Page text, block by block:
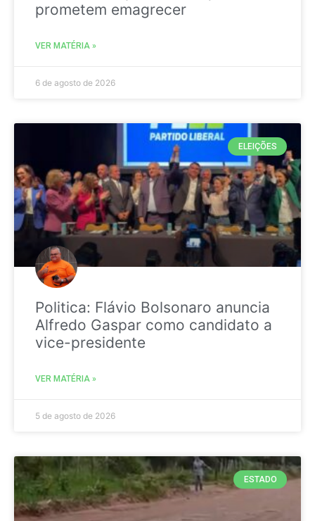
prometem emagrecer
VER MATÉRIA »
6 de agosto de 2026
ELEIÇÕES
Politica: Flávio Bolsonaro anuncia
Alfredo Gaspar como candidato a
vice-presidente
VER MATÉRIA »
5 de agosto de 2026
ESTADO